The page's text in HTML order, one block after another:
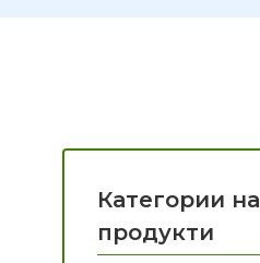
Категории на
продукти